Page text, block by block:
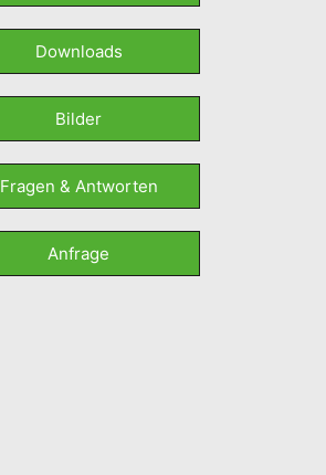
Downloads
Bilder
Fragen & Antworten
Anfrage